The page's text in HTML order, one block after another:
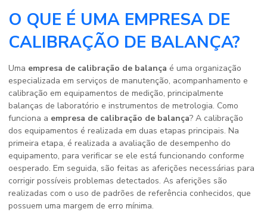
O QUE É UMA EMPRESA DE
CALIBRAÇÃO DE BALANÇA?
Uma empresa de calibração de balança é uma organização
especializada em serviços de manutenção, acompanhamento e
calibração em equipamentos de medição, principalmente
balanças de laboratório e instrumentos de metrologia. Como
funciona a empresa de calibração de balança? A calibração
dos equipamentos é realizada em duas etapas principais. Na
primeira etapa, é realizada a avaliação de desempenho do
equipamento, para verificar se ele está funcionando conforme
oesperado. Em seguida, são feitas as aferições necessárias para
corrigir possíveis problemas detectados. As aferições são
realizadas com o uso de padrões de referência conhecidos, que
possuem uma margem de erro mínima.